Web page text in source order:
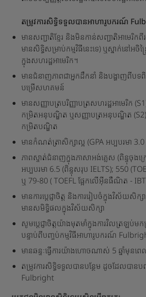
តម្រូវការសិទ្ធិទទួលបានអាហារូបករណ៍
មានសញ្ជាតិខ្មែរ និងមិនកាន់សញ្ជាតិអាមេរិកពី
មានសិទ្ធិសម្រាប់កម្មវិធីនេះទេ) ឬស្នាក់នៅអ
ក្នុងសហរដ្ឋអាមេរិក។
មានជំនាញភាពជាអ្នកដឹកនាំ និងបង្ហាញពីបទ
បម្រើសហគមន៍
មានសញ្ញាបត្របរិញ្ញាបត្រសហរដ្ឋអាមេរិក
កម្រិតអនុបណ្ឌិត ឬសញ្ញាបត្រអនុបណ្ឌិត (S2)
កម្រិតបណ្ឌិត
មានកំណត់ត្រាសិក្សាល្អ (GPA អប្បបរមា 3.0
ភាពស្ទាត់ជំនាញក្នុងភាសាអង់គ្លេស (ពិន្ទុចុ
អប្បបរមា 6.5 (ពិន្ទុសរុប IELTS); 550
ឬ 79-80 ( TOEFL ផ្អែកលើអ៊ីនធឺណិត -
មានការប្តេជ្ញាចិត្ត និងការរៀបចំក្នុងវិស័យសិក្
មានសមិទ្ធិផលក្នុងវិស័យសិក្សា
សូមប្តេជ្ញាចិត្តយ៉ាងមុតមាំក្នុងការវិលត្រឡប់ម
បន្ទាប់ពីបញ្ចប់កម្មវិធីអាហារូបករណ៍
មានឆន្ទៈធ្វើការយ៉ាងហោចណាស់ 5 ឆ្នាំមុនព
តម្រូវការសិទ្ធិទទួលបានបន្ថែម ដូចដែលបានប
Fulbright